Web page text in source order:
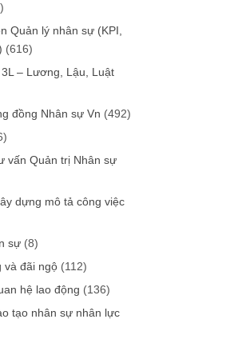
Quản lý nhân sự (KPI,
(616)
– Lương, Lậu, Luật
đồng Nhân sự Vn (492)
vấn Quản trị Nhân sự
dựng mô tả công việc
sự (8)
và đãi ngộ (112)
hệ lao động (136)
tạo nhân sự nhân lực